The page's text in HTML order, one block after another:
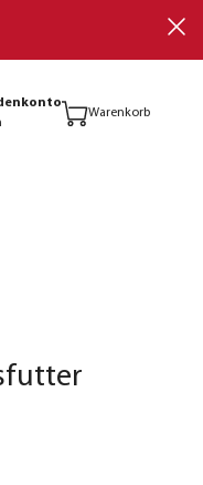
Warenkorb